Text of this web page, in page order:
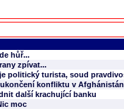
hůř...
zpívat...
politický turista, soud
konfliktu v
další krachující banku
moc